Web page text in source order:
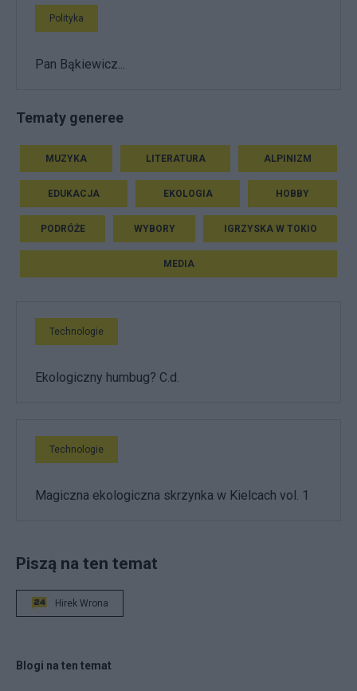
Polityka
Pan Bąkiewicz...
Tematy generee
MUZYKA LITERATURA ALPINIZM
EDUKACJA EKOLOGIA HOBBY
PODRÓŻE WYBORY IGRZYSKA W TOKIO
MEDIA
Technologie
Ekologiczny humbug? C.d.
Technologie
Magiczna ekologiczna skrzynka w Kielcach vol. 1
Piszą na ten temat
Hirek Wrona
Blogi na ten temat